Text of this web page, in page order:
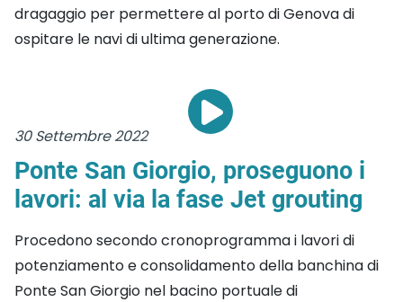
dragaggio per permettere al porto di Genova di
ospitare le navi di ultima generazione.
30 Settembre 2022
Ponte San Giorgio, proseguono i
lavori: al via la fase Jet grouting
Procedono secondo cronoprogramma i lavori di
potenziamento e consolidamento della banchina di
Ponte San Giorgio nel bacino portuale di